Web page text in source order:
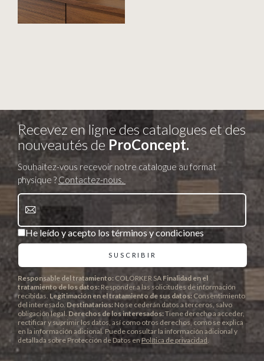
Recevez en ligne des catalogues et des
nouveautés de ProConcept.
Souhaitez-vous recevoir notre catalogue au format
physique ? Contactez-nous.
He leído y acepto los términos y condiciones
Responsable del tratamiento: COLORKER SA Finalidad en el
tratamiento de los datos: Responder a las solicitudes de información
recibidas. Legitimación en el tratamiento de sus datos: Consentimiento
del interesado. Destinatarios: No se cederán datos a terceros, salvo
obligación legal. Derechos de los interesados:Tiene derecho a acceder,
rectificar y suprimir los datos, así como otros derechos, como se explica
en la información adicional. Puede consultar la información adicional y
detallada sobre Protección de Datos enPolítica de privacidad.